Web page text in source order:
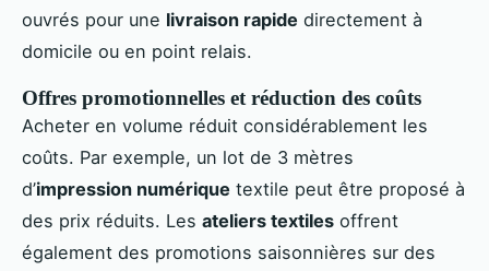
ouvrés pour une livraison rapide directement à
domicile ou en point relais.
Offres promotionnelles et réduction des coûts
Acheter en volume réduit considérablement les
coûts. Par exemple, un lot de 3 mètres
d’impression numérique textile peut être proposé à
des prix réduits. Les ateliers textiles offrent
également des promotions saisonnières sur des